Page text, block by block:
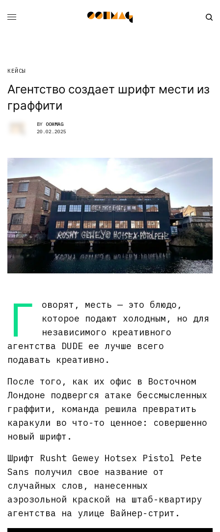
КЕЙСЫ
Агентство создает шрифт мести из
граффити
BY OOHMAG
20.02.2025
Г
оворят, месть — это блюдо,
которое подают холодным, но для
независимого креативного
агентства DUDE ее лучше всего
подавать креативно.
После того, как их офис в Восточном
Лондоне подвергся атаке бессмысленных
граффити, команда решила превратить
каракули во что-то ценное: совершенно
новый шрифт.
Шрифт Rusht Gewey Hotsex Pistol Pete
Sans получил свое название от
случайных слов, нанесенных
аэрозольной краской на штаб-квартиру
агентства на улице Вайнер-стрит.